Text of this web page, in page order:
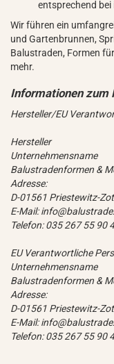
entsprechend
Wir führen ein
und Gartenbrunnen,
Balustraden, Formen
mehr.
Hersteller/EU
Hersteller
Unternehmensname
Balustradenformen &
Adresse:
D-01561 Priestewitz-
E-Mail:
Telefon: 035 267 55 90
EU Verantwortliche
Unternehmensname
Balustradenformen &
Adresse:
D-01561 Priestewitz-
E-Mail:
Telefon: 035 267 55 90